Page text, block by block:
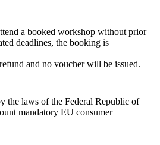
a booked workshop without prior
deadlines, the booking is
and no voucher will be issued.
the laws of the Federal Republic of
mandatory EU consumer